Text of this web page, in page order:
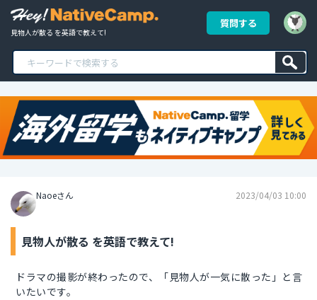
見物人が散る を英語で教えて!
質問する
Naoeさん 2023/04/03 10:00
見物人が散る を英語で教えて!
ドラマの撮影が終わったので、「見物人が一気に散った」と言
いたいです。